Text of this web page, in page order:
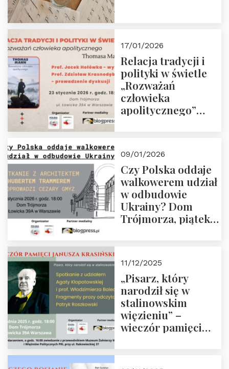
17/01/2026
Relacja tradycji i
polityki w świetle
„Rozważań
człowieka
apolitycznego”
godz. 18:00.
Zapraszamy!
09/01/2026
Czy Polska oddaje
walkowerem udział
w odbudowie
Ukrainy? Dom
Trójmorza, piątek
11/12/2025
„Pisarz, który
narodził się w
stalinowskim
więzieniu” –
wieczór pamięci